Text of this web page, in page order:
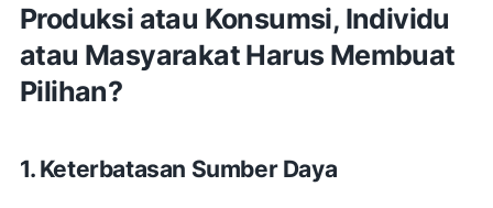
Produksi atau Konsumsi, Individu
atau Masyarakat Harus Membuat
Pilihan?
1. Keterbatasan Sumber Daya